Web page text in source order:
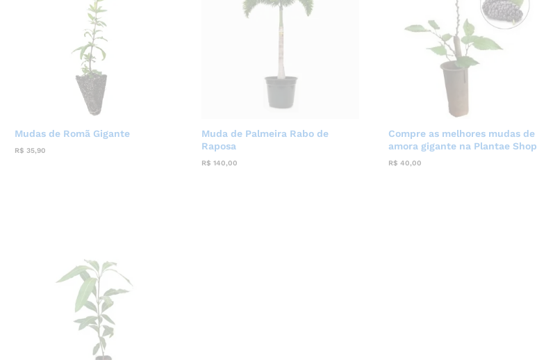
Mudas de Romã Gigante
R$ 35,90
Muda de Palmeira Rabo de
Raposa
R$ 140,00
Compre as melhores mudas de
amora gigante na Plantae Shop
R$ 40,00